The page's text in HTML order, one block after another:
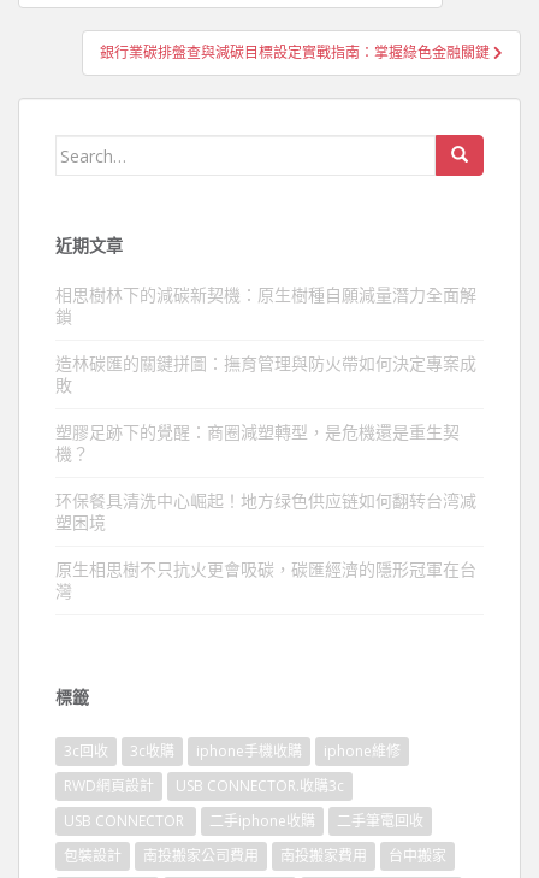
章
銀行業碳排盤查與減碳目標設定實戰指南：掌握綠色金融關鍵
Search
近期文章
相思樹林下的減碳新契機：原生樹種自願減量潛力全面解
鎖
造林碳匯的關鍵拼圖：撫育管理與防火帶如何決定專案成
敗
塑膠足跡下的覺醒：商圈減塑轉型，是危機還是重生契
機？
环保餐具清洗中心崛起！地方绿色供应链如何翻转台湾减
塑困境
原生相思樹不只抗火更會吸碳，碳匯經濟的隱形冠軍在台
灣
標籤
3c回收 3c收購 iphone手機收購
iphone維修
RWD網頁設計
USB CONNECTOR.收購3c
USB CONNECTOR
二手iphone收購
二手筆電回收
包裝設計
南投搬家公司費用 南投搬家費用
台中搬家